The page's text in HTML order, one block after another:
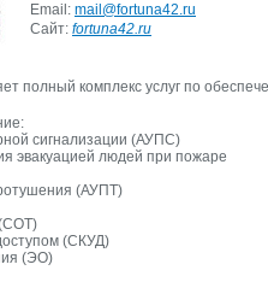
Email: mail@fortuna42.ru
Cайт: fortuna42.ru
полный комплекс услуг по
сигнализации (АУПС)
эвакуацией людей при пожаре
(АУПТ)
(СКУД)
(ЭО)